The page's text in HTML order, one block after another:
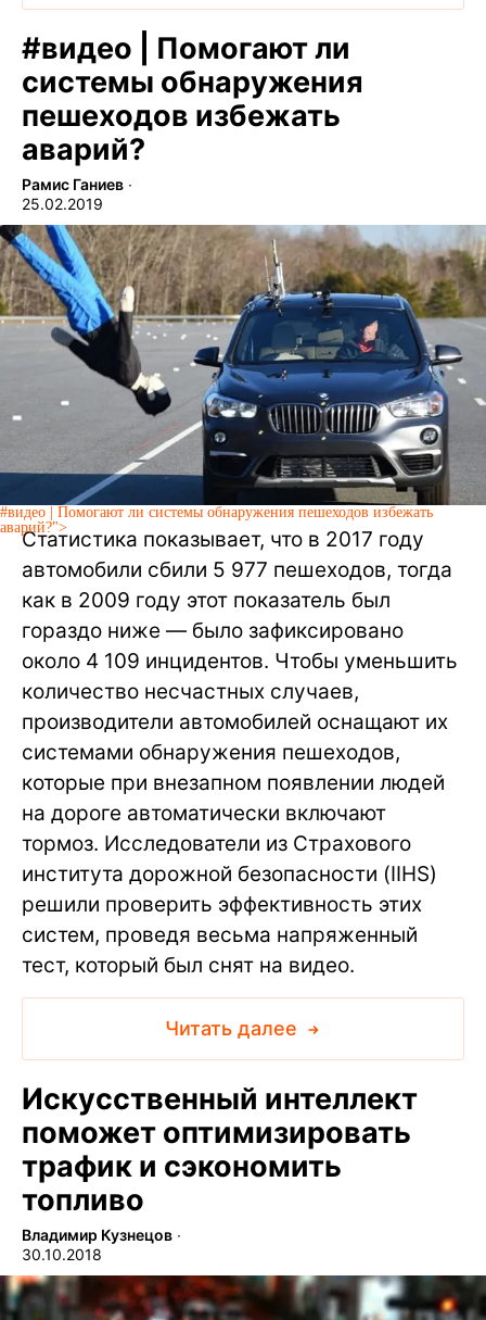
#видео | Помогают ли
системы обнаружения
пешеходов избежать
аварий?
Рамис Ганиев ∙
25.02.2019
#видео | Помогают ли системы обнаружения пешеходов избежать
аварий?">
Статистика показывает, что в 2017 году
автомобили сбили 5 977 пешеходов, тогда
как в 2009 году этот показатель был
гораздо ниже — было зафиксировано
около 4 109 инцидентов. Чтобы уменьшить
количество несчастных случаев,
производители автомобилей оснащают их
системами обнаружения пешеходов,
которые при внезапном появлении людей
на дороге автоматически включают
тормоз. Исследователи из Страхового
института дорожной безопасности (IIHS)
решили проверить эффективность этих
систем, проведя весьма напряженный
тест, который был снят на видео.
Читать далее
Искусственный интеллект
поможет оптимизировать
трафик и сэкономить
топливо
Владимир Кузнецов ∙
30.10.2018